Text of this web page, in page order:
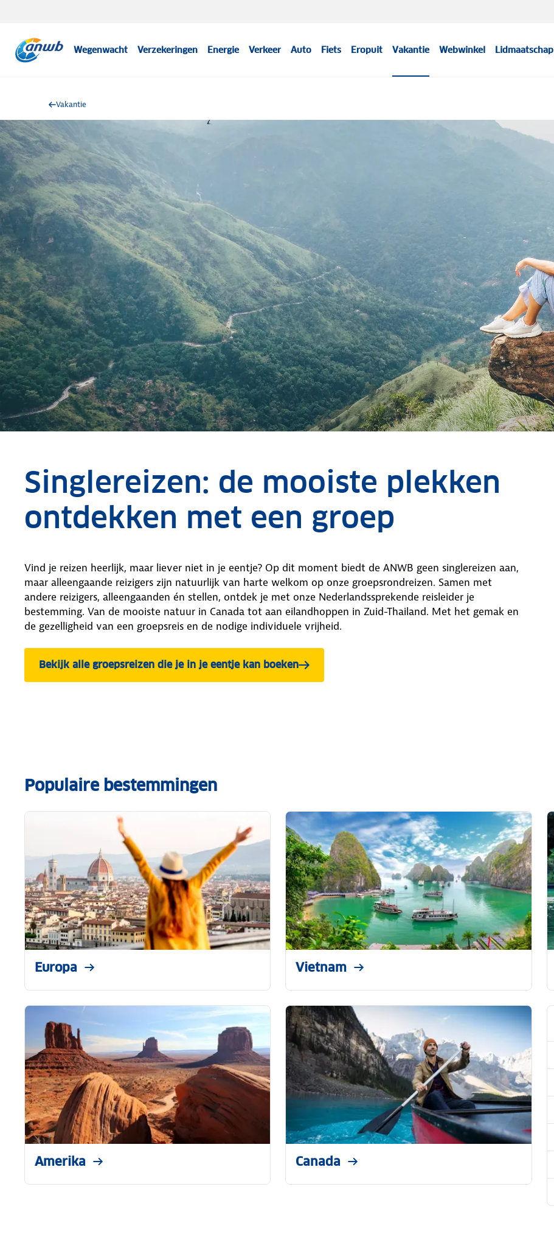
Wegenwacht Verzekeringen Energie Verkeer Auto Fiets Eropuit Vakantie Webwinkel Lidmaatschap
Vakantie
Singlereizen: de mooiste plekken
ontdekken met een groep
Vind je reizen heerlijk, maar liever niet in je eentje? Op dit moment biedt de ANWB geen singlereizen aan,
maar alleengaande reizigers zijn natuurlijk van harte welkom op onze groepsrondreizen. Samen met
andere reizigers, alleengaanden én stellen, ontdek je met onze Nederlandssprekende reisleider je
bestemming. Van de mooiste natuur in Canada tot aan eilandhoppen in Zuid-Thailand. Met het gemak en
de gezelligheid van een groepsreis en de nodige individuele vrijheid.
Bekijk alle groepsreizen die je in je eentje kan boeken
Populaire bestemmingen
Europa Vietnam
Amerika Canada